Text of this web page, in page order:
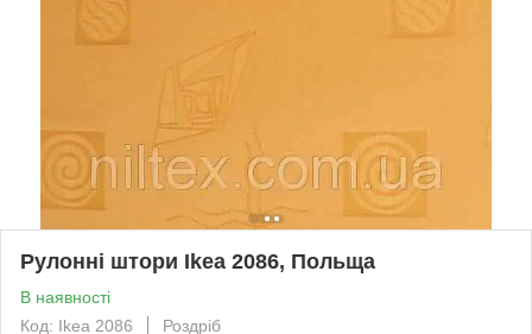
Рулонні штори Ikea 2086, Польща
В наявності
Код: Ikea 2086
Роздріб